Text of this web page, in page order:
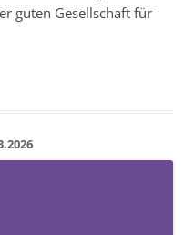
guten Gesellschaft für